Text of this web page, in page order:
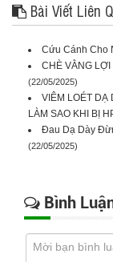
Bài Viết Liên
Cứu Cánh Cho
CHÈ VẰNG LỢI
(22/05/2025)
VIÊM LOÉT DẠ
LÀM SAO KHI BỊ
Đau Dạ Dày
(22/05/2025)
Bình